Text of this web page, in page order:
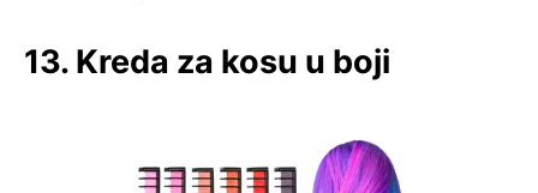
13. Kreda za kosu u boji